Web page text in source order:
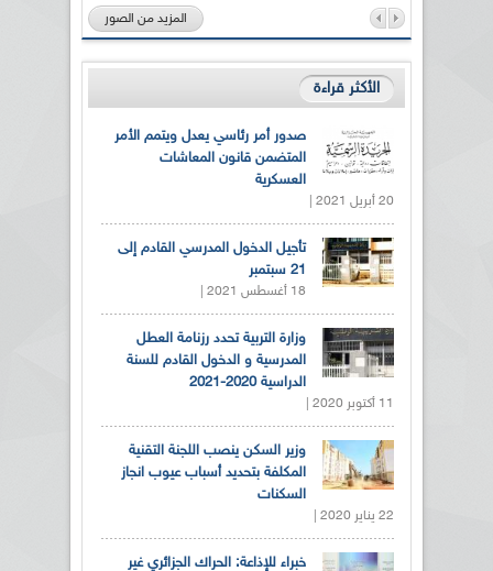
المزيد من الصور
الأكثر قراءة
صدور أمر رئاسي يعدل ويتمم الأمر
المتضمن قانون المعاشات
العسكرية
20 أبريل 2021 |
تأجيل الدخول المدرسي القادم إلى
21 سبتمبر
18 أغسطس 2021 |
وزارة التربية تحدد رزنامة العطل
المدرسية و الدخول القادم للسنة
الدراسية 2020-2021
11 أكتوبر 2020 |
وزير السكن ينصب اللجنة التقنية
المكلفة بتحديد أسباب عيوب انجاز
السكنات
22 يناير 2020 |
خبراء للإذاعة: الحراك الجزائري غير